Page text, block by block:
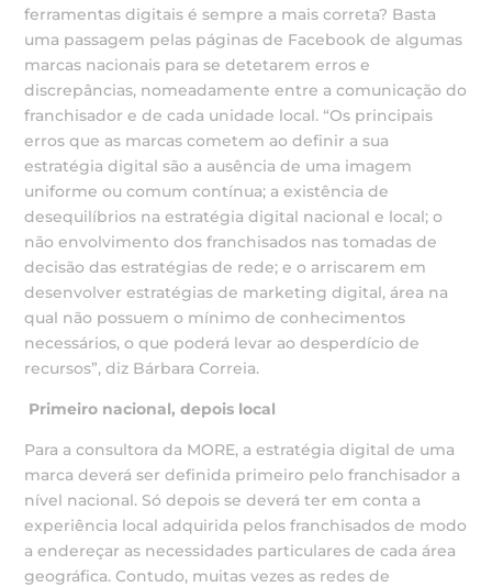
ferramentas digitais é sempre a mais correta? Basta
uma passagem pelas páginas de Facebook de algumas
marcas nacionais para se detetarem erros e
discrepâncias, nomeadamente entre a comunicação do
franchisador e de cada unidade local. “Os principais
erros que as marcas cometem ao definir a sua
estratégia digital são a ausência de uma imagem
uniforme ou comum contínua; a existência de
desequilíbrios na estratégia digital nacional e local; o
não envolvimento dos franchisados nas tomadas de
decisão das estratégias de rede; e o arriscarem em
desenvolver estratégias de marketing digital, área na
qual não possuem o mínimo de conhecimentos
necessários, o que poderá levar ao desperdício de
recursos”, diz Bárbara Correia.
Primeiro nacional, depois local
Para a consultora da MORE, a estratégia digital de uma
marca deverá ser definida primeiro pelo franchisador a
nível nacional. Só depois se deverá ter em conta a
experiência local adquirida pelos franchisados de modo
a endereçar as necessidades particulares de cada área
geográfica. Contudo, muitas vezes as redes de